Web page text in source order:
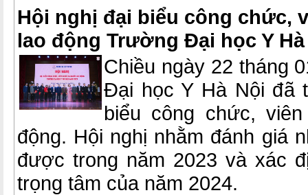
Hội nghị đại biểu công chức,
lao động Trường Đại học Y
Chiều ngày 22 tháng
Đại học Y Hà Nội đã
biểu công chức,
động. Hội nghị nhằm đánh giá
được trong năm 2023 và xác
trọng tâm của năm 2024.